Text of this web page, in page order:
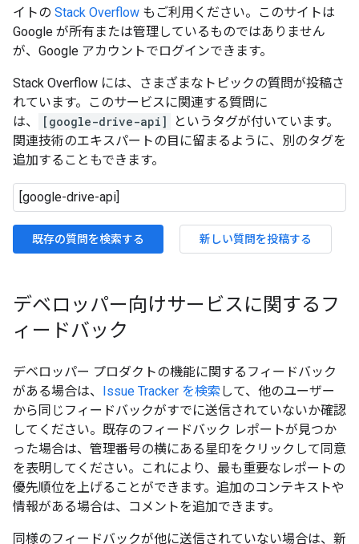
イトの Stack Overflow もご利用ください。このサイトは
Google が所有または管理しているものではありません
が、Google アカウントでログインできます。
Stack Overflow には、さまざまなトピックの質問が投稿さ
れています。このサービスに関連する質問に
は、
[google-drive-api]
というタグが付いています。
関連技術のエキスパートの目に留まるように、別のタグを
追加することもできます。
既存の質問を検索する 新しい質問を投稿する
デベロッパー向けサービスに関するフ
ィードバック
デベロッパー プロダクトの機能に関するフィードバック
がある場合は、 Issue Tracker を検索 して、他のユーザー
から同じフィードバックがすでに送信されていないか確認
してください。既存のフィードバック レポートが見つか
った場合は、管理番号の横にある星印をクリックして同意
を表明してください。これにより、最も重要なレポートの
優先順位を上げることができます。追加のコンテキストや
情報がある場合は、コメントを追加できます。
同様のフィードバックが他に送信されていない場合は、新